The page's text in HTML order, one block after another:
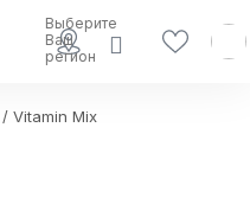
Выберите
Ваш
регион
/ Vitamin Mix